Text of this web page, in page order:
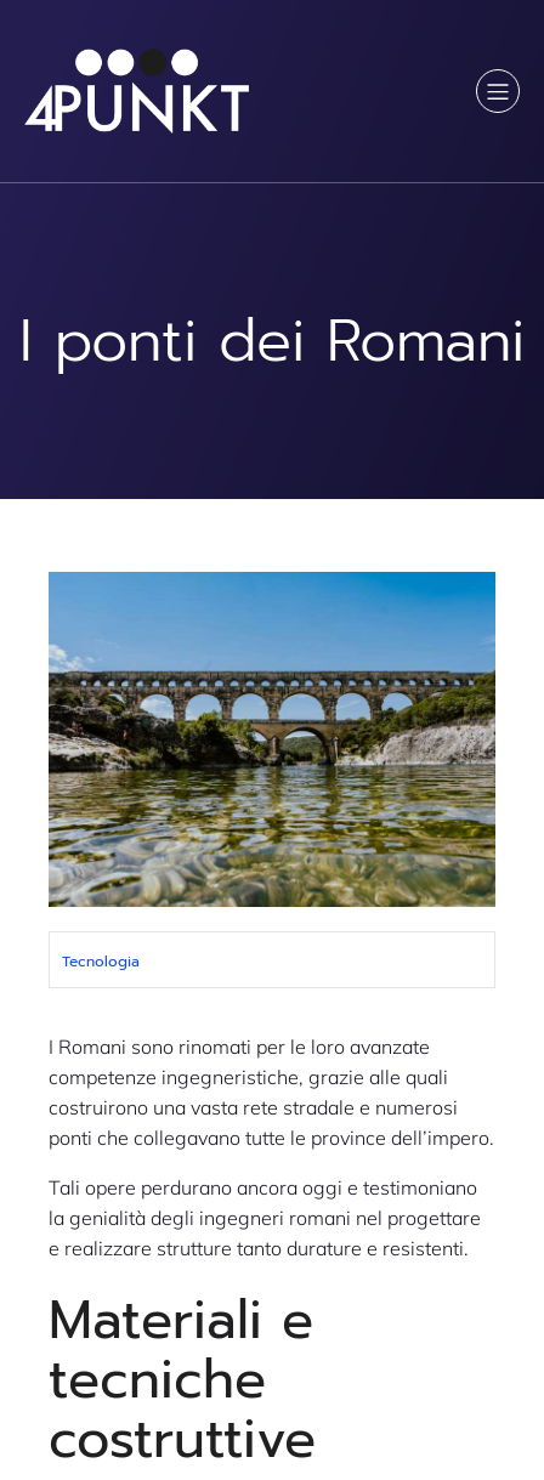
contenuto
I ponti dei Romani
Tecnologia
I Romani sono rinomati per le loro avanzate
competenze ingegneristiche, grazie alle quali
costruirono una vasta rete stradale e numerosi
ponti che collegavano tutte le province dell’impero.
Tali opere perdurano ancora oggi e testimoniano
la genialità degli ingegneri romani nel progettare
e realizzare strutture tanto durature e resistenti.
Materiali e
tecniche
costruttive